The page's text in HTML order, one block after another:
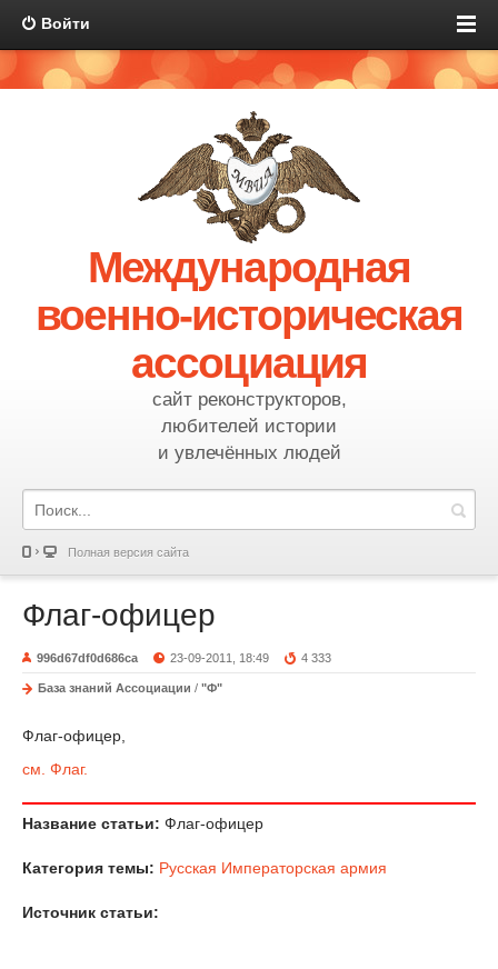
Войти
Международная
военно-историческая
ассоциация
сайт реконструкторов,
любителей истории
и увлечённых людей
Полная версия сайта
Флаг-офицер
996d67df0d686ca 23-09-2011, 18:49 4 333
База знаний Ассоциации / "Ф"
Флаг-офицер,
см. Флаг.
Название статьи: Флаг-офицер
Категория темы: Русская Императорская армия
Источник статьи: